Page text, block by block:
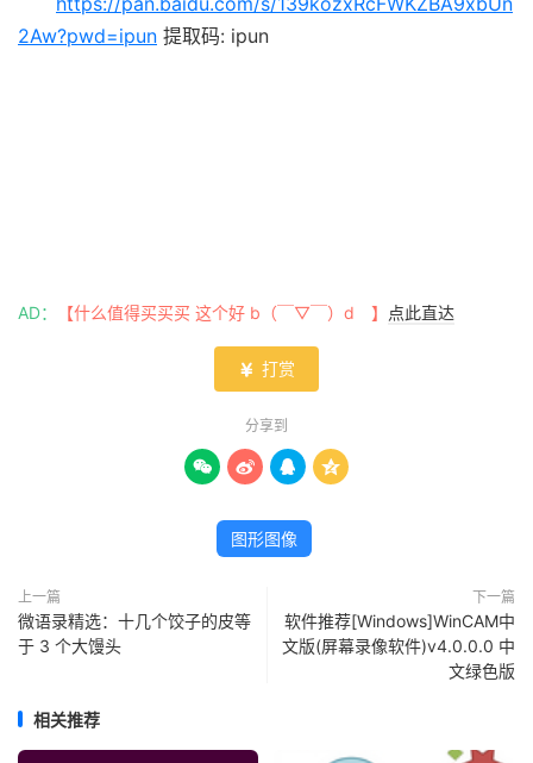
2Aw?pwd=ipun 提取码: ipun
AD： 【什么值得买买买 这个好 b（￣▽￣）d 】 点此直达
 打赏
分享到
   
图形图像
上一篇
微语录精选：十几个饺子的皮等
于 3 个大馒头
下一篇
软件推荐[Windows]WinCAM中
文版(屏幕录像软件)v4.0.0.0 中
文绿色版
相关推荐